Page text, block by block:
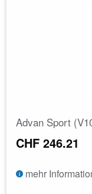
Advan Sport
CHF 246.21
mehr